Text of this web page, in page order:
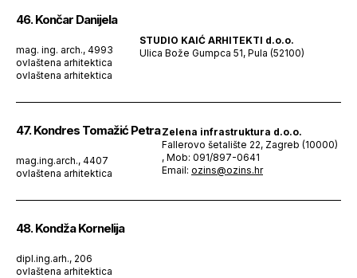
46. Končar Danijela
mag. ing. arch., 4993
ovlaštena arhitektica
ovlaštena arhitektica
STUDIO KAIĆ ARHITEKTI d.o.o.
Ulica Bože Gumpca 51, Pula (52100)
47. Kondres Tomažić Petra
mag.ing.arch., 4407
ovlaštena arhitektica
Zelena infrastruktura d.o.o.
Fallerovo šetalište 22, Zagreb (10000)
, Mob: 091/897-0641
Email: ozins@ozins.hr
48. Kondža Kornelija
dipl.ing.arh., 206
ovlaštena arhitektica